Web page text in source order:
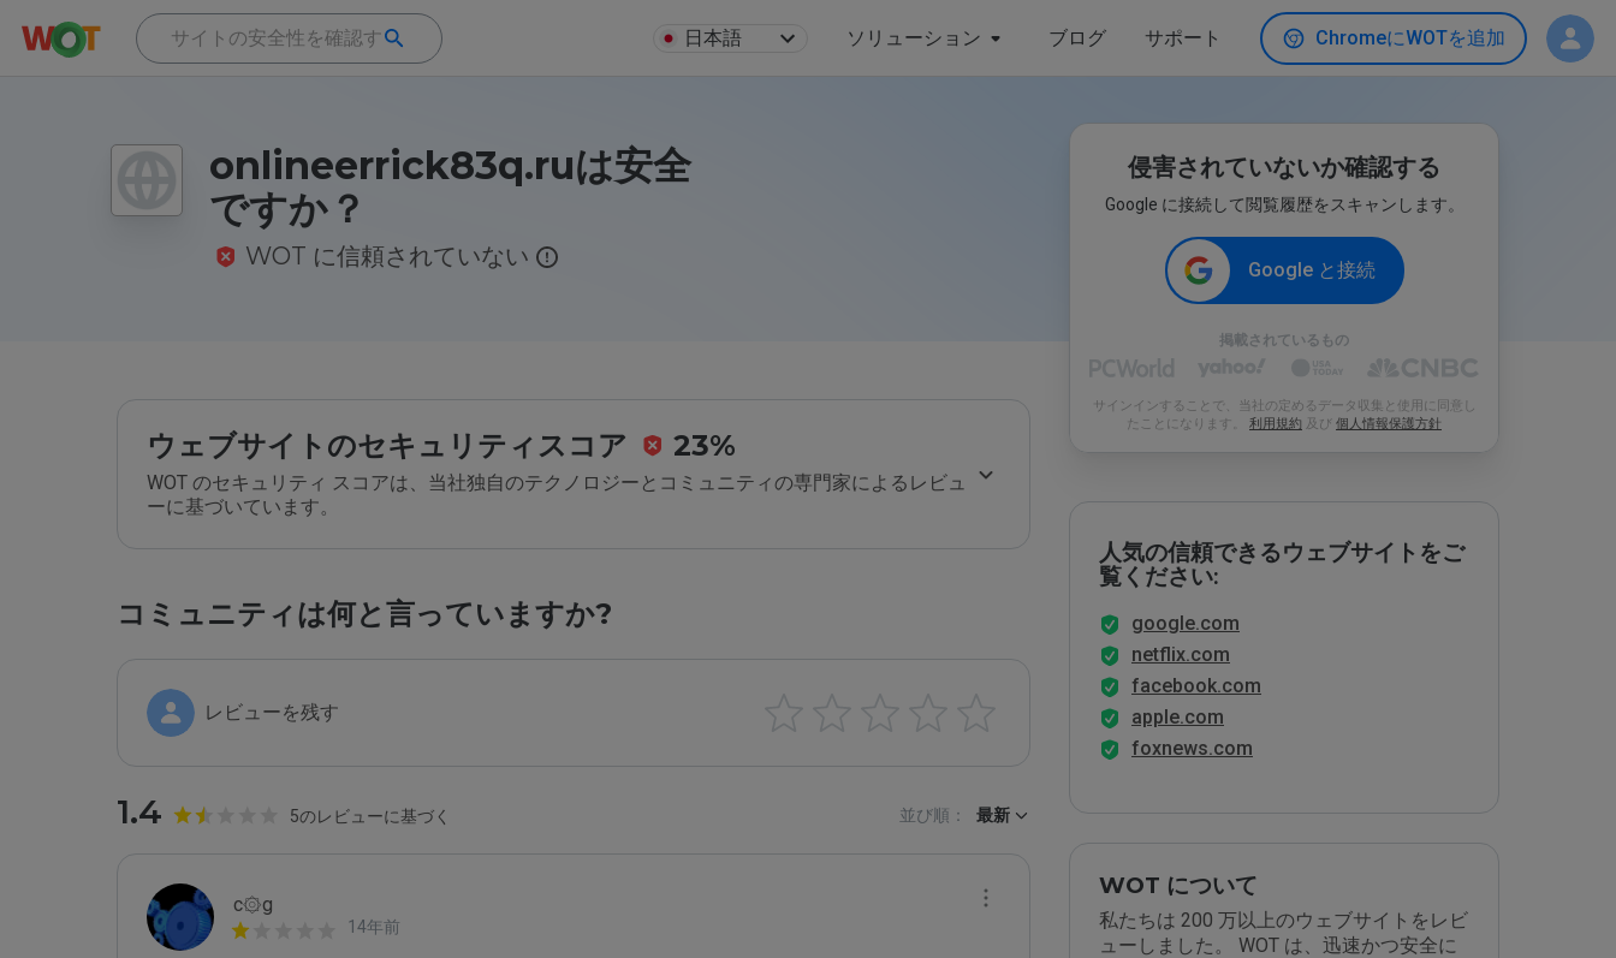
日本語 ソリューション ブログ サポート ChromeにWOTを追加
onlineerrick83q.ruは安全
ですか？
WOT に信頼されていない
ウェブサイトのセキュリティスコア 23%
WOT のセキュリティ スコアは、当社独自のテクノロジーとコミュニティの専門家によるレビュ
ーに基づいています。
コミュニティは何と言っていますか?
レビューを残す
1.4 5のレビューに基づく 並び順： 最新
c۞g
14年前
侵害されていないか確認する
Google に接続して閲覧履歴をスキャンします。
Google と接続
掲載されているもの
サインインすることで、当社の定めるデータ収集と使用に同意し
たことになります。 利用規約 及び 個人情報保護方針
人気の信頼できるウェブサイトをご
覧ください:
google.com
netflix.com
facebook.com
apple.com
foxnews.com
WOT について
私たちは 200 万以上のウェブサイトをレビ
ューしました。 WOT は、迅速かつ安全に